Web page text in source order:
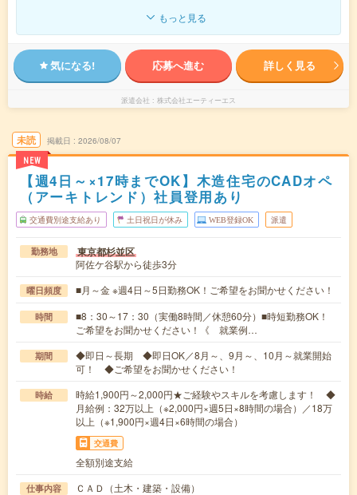
もっと見る
気になる! 応募へ進む 詳しく見る
派遣会社 株式会社エーティーエス
未読
NEW
掲載日 2026/08/07
【週4日～×17時までOK】木造住宅のCADオペ
（アーキトレンド）社員登用あり
交通費別途支給あり 土日祝日が休み WEB登録OK 派遣
勤務地 東京都杉並区
阿佐ケ谷駅から徒歩3分
曜日頻度 ■月～金 ※週4日～5日勤務OK！ご希望をお聞かせください！
時間
■8：30～17：30（実働8時間／休憩60分）■時短勤務OK！
ご希望をお聞かせください！《 就業例…
期間
◆即日～長期 ◆即日OK／8月～、9月～、10月～就業開始
可！ ◆ご希望をお聞かせください！
時給
時給1,900円～2,000円★ご経験やスキルを考慮します！ ◆
月給例：32万以上（※2,000円×週5日×8時間の場合）／18万
以上（※1,900円×週4日×6時間の場合）
交通費
全額別途支給
仕事内容
ＣＡＤ（土木・建築・設備）